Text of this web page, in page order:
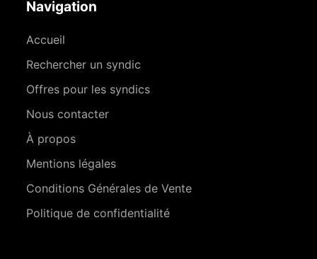
Navigation
Accueil
Rechercher un syndic
Offres pour les syndics
Nous contacter
À propos
Mentions légales
Conditions Générales de Vente
Politique de confidentialité